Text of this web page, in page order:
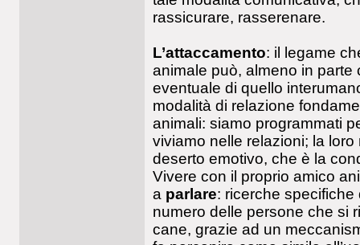
rassicurare, rasserenare.
L’attaccamento: il legame
animale può, almeno in
eventuale di quello
modalità di relazione
animali: siamo programmati
viviamo nelle relazioni; la
deserto emotivo, che è la
Vivere con il proprio amico
a parlare: ricerche
numero delle persone che si
cane, grazie ad un